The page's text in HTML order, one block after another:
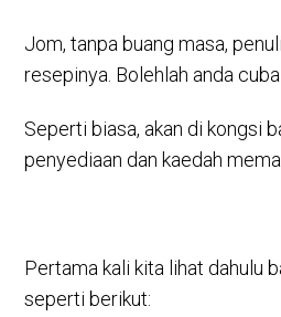
Jom, tanpa buang masa,
resepinya. Bolehlah anda
Seperti biasa, akan di kongsi
penyediaan dan kaedah
Pertama kali kita lihat dahulu
seperti berikut: